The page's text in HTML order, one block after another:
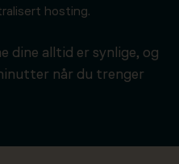
hosting.
dine alltid er synlige, og
når du trenger